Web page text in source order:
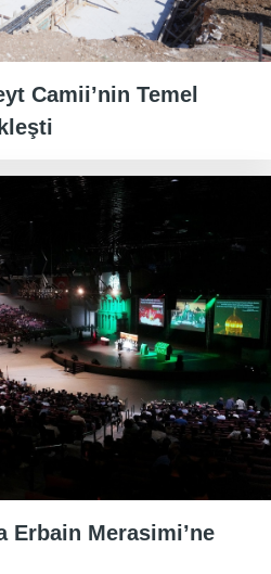
Camii’nin Temel
Erbain Merasimi’ne